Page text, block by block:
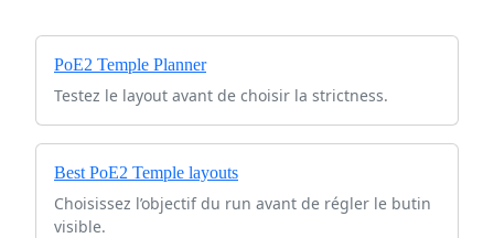
PoE2 Temple Planner
Testez le layout avant de choisir la strictness.
Best PoE2 Temple layouts
Choisissez l’objectif du run avant de régler le butin
visible.